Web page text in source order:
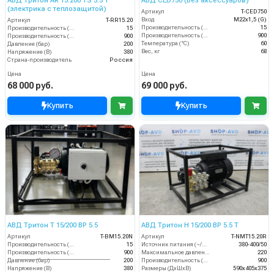
(электрика с теплозащитой)
Артикул
T-RR15.20
15
900
Давление (бар)
200
Напряжение (В)
380
Страна-производитель
Россия
Цена
68 000 руб.
Купить
Артикул
T-CED750
Вход
M22х1,5 (G)
15
900
Температура (°C)
60
Вес, кг
68
Цена
69 000 руб.
Купить
АВД Тритон Т 15/200 ВР 5.5
Артикул
T-BM15.20N
15
900
Давление (бар)
200
Напряжение (В)
380
АВД Тритон H 15/200 BP 5.5 T
Артикул
T-NMT15.20R
380-400/50
220
900
Размеры (ДхШхВ)
590х405х375